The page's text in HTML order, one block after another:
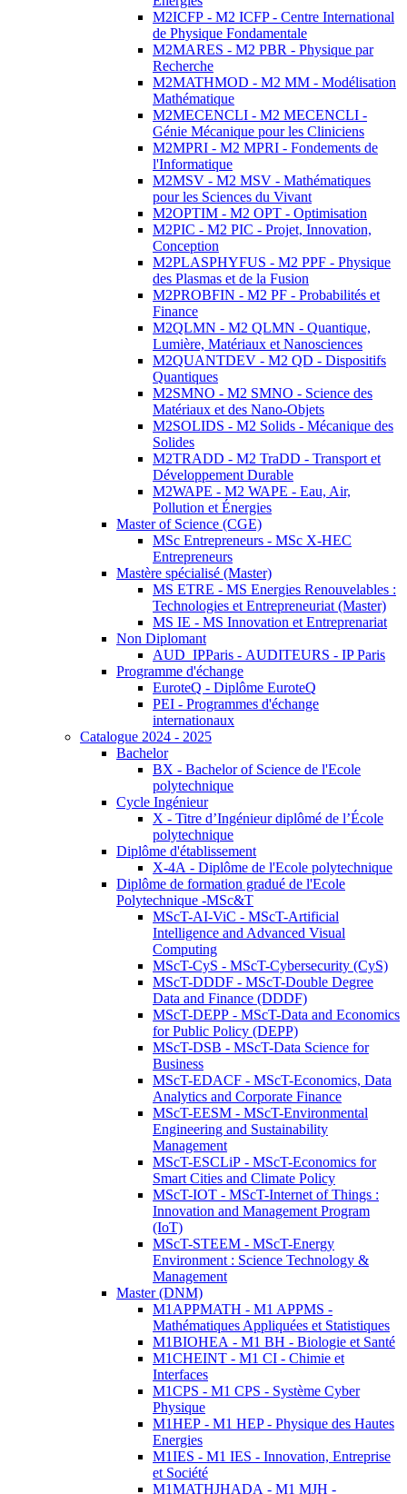
M2ICFP - M2 ICFP - Centre International
de Physique Fondamentale
M2MARES - M2 PBR - Physique par
Recherche
M2MATHMOD - M2 MM - Modélisation
Mathématique
M2MECENCLI - M2 MECENCLI -
Génie Mécanique pour les Cliniciens
M2MPRI - M2 MPRI - Fondements de
l'Informatique
M2MSV - M2 MSV - Mathématiques
pour les Sciences du Vivant
M2OPTIM - M2 OPT - Optimisation
M2PIC - M2 PIC - Projet, Innovation,
Conception
M2PLASPHYFUS - M2 PPF - Physique
des Plasmas et de la Fusion
M2PROBFIN - M2 PF - Probabilités et
Finance
M2QLMN - M2 QLMN - Quantique,
Lumière, Matériaux et Nanosciences
M2QUANTDEV - M2 QD - Dispositifs
Quantiques
M2SMNO - M2 SMNO - Science des
Matériaux et des Nano-Objets
M2SOLIDS - M2 Solids - Mécanique des
Solides
M2TRADD - M2 TraDD - Transport et
Développement Durable
M2WAPE - M2 WAPE - Eau, Air,
Pollution et Énergies
Master of Science (CGE)
MSc Entrepreneurs - MSc X-HEC
Entrepreneurs
Mastère spécialisé (Master)
MS ETRE - MS Energies Renouvelables :
Technologies et Entrepreneuriat (Master)
MS IE - MS Innovation et Entreprenariat
Non Diplomant
AUD_IPParis - AUDITEURS - IP Paris
Programme d'échange
EuroteQ - Diplôme EuroteQ
PEI - Programmes d'échange
internationaux
Catalogue 2024 - 2025
Bachelor
BX - Bachelor of Science de l'Ecole
polytechnique
Cycle Ingénieur
X - Titre d’Ingénieur diplômé de l’École
polytechnique
Diplôme d'établissement
X-4A - Diplôme de l'Ecole polytechnique
Diplôme de formation gradué de l'Ecole
Polytechnique -MSc&T
MScT-AI-ViC - MScT-Artificial
Intelligence and Advanced Visual
Computing
MScT-CyS - MScT-Cybersecurity (CyS)
MScT-DDDF - MScT-Double Degree
Data and Finance (DDDF)
MScT-DEPP - MScT-Data and Economics
for Public Policy (DEPP)
MScT-DSB - MScT-Data Science for
Business
MScT-EDACF - MScT-Economics, Data
Analytics and Corporate Finance
MScT-EESM - MScT-Environmental
Engineering and Sustainability
Management
MScT-ESCLiP - MScT-Economics for
Smart Cities and Climate Policy
MScT-IOT - MScT-Internet of Things :
Innovation and Management Program
(IoT)
MScT-STEEM - MScT-Energy
Environment : Science Technology &
Management
Master (DNM)
M1APPMATH - M1 APPMS -
Mathématiques Appliquées et Statistiques
M1BIOHEA - M1 BH - Biologie et Santé
M1CHEINT - M1 CI - Chimie et
Interfaces
M1CPS - M1 CPS - Système Cyber
Physique
M1HEP - M1 HEP - Physique des Hautes
Energies
M1IES - M1 IES - Innovation, Entreprise
et Société
M1MATHJHADA - M1 MJH -